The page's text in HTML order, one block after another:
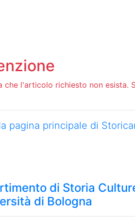
che l'articolo richiesto non
pagina principale di
di Storia
di Bologna